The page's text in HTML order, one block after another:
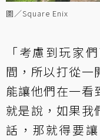
圖／Square Enix
「考慮到玩家
間，所以打從一
能讓他們在一看
就是說，如果我
話，那就得要